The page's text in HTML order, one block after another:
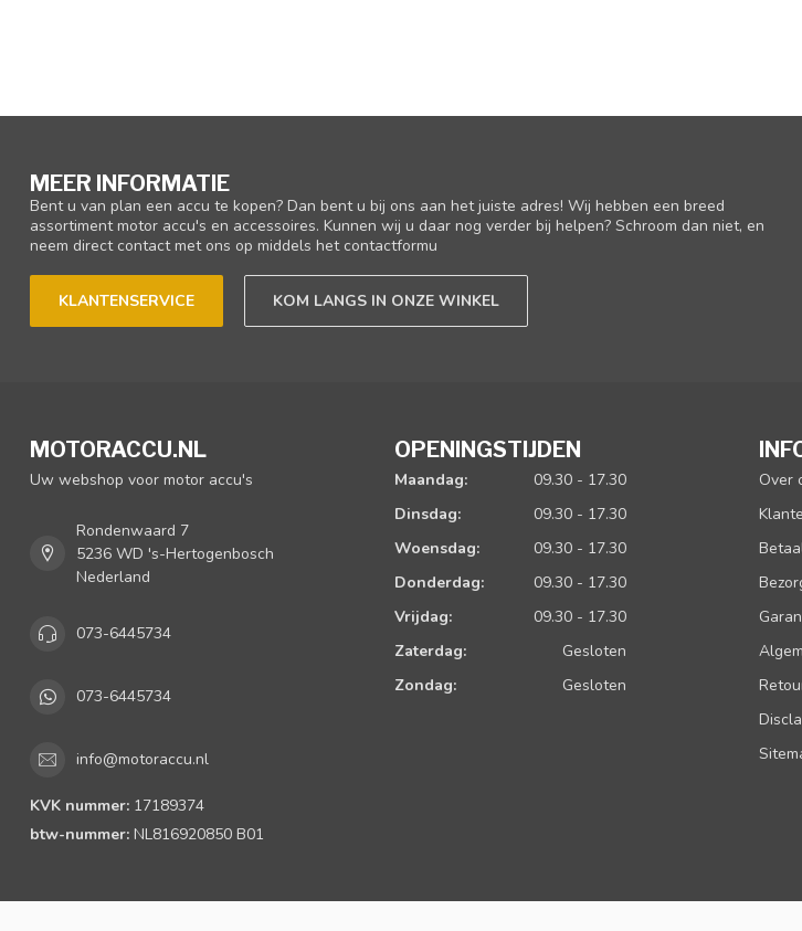
MEER INFORMATIE
Bent u van plan een accu te kopen? Dan bent u bij ons aan het juiste adres! Wij hebben een breed
assortiment motor accu's en accessoires. Kunnen wij u daar nog verder bij helpen? Schroom dan niet, en
neem direct contact met ons op middels het contactformu
KLANTENSERVICE KOM LANGS IN ONZE WINKEL
MOTORACCU.NL
Uw webshop voor motor accu's
Rondenwaard 7
5236 WD 's-Hertogenbosch
Nederland
073-6445734
073-6445734
info@motoraccu.nl
KVK nummer: 17189374
btw-nummer: NL816920850 B01
OPENINGSTIJDEN
Maandag:
09.30 - 17.30
Dinsdag:
09.30 - 17.30
Woensdag:
09.30 - 17.30
Donderdag:
09.30 - 17.30
Vrijdag:
09.30 - 17.30
Zaterdag:
Gesloten
Zondag:
Gesloten
Over